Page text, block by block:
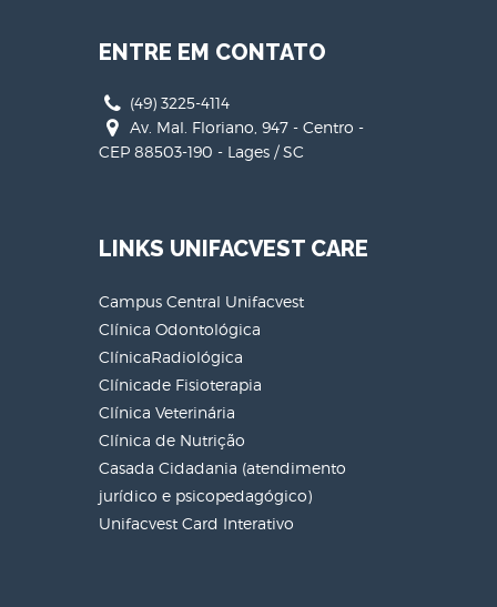
ENTRE EM CONTATO
(49) 3225-4114
Av. Mal. Floriano, 947 - Centro -
CEP 88503-190 - Lages / SC
LINKS UNIFACVEST CARE
Campus Central Unifacvest
Clínica Odontológica
ClínicaRadiológica
Clínicade Fisioterapia
Clínica Veterinária
Clínica de Nutrição
Casada Cidadania (atendimento
jurídico e psicopedagógico)
Unifacvest Card Interativo